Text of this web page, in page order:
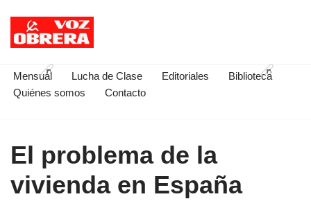
Saltar
contenido
Mensual Lucha de Clase Editoriales
Biblioteca
Quiénes somos
Contacto
El problema de la
vivienda en España